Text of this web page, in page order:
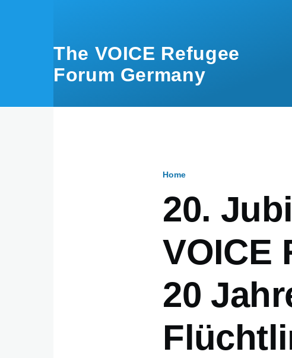
The VOICE Refugee
Forum Germany
Home
20.
VOICE
20